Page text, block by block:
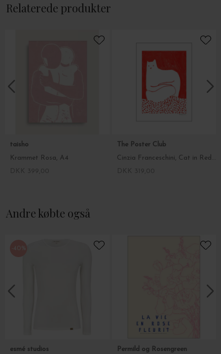
Relaterede produkter
taisho
Krammet Rosa, A4
The Poster Club
Cinzia Franceschini, Cat in Red, A4
Andre købte også
-40%
esmé studios
Permild og Rosengreen